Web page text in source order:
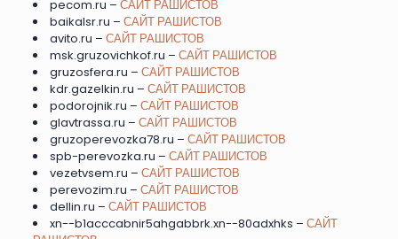
pecom.ru – САЙТ РАШИСТОВ
baikalsr.ru – САЙТ РАШИСТОВ
avito.ru – САЙТ РАШИСТОВ
msk.gruzovichkof.ru – САЙТ РАШИСТОВ
gruzosfera.ru – САЙТ РАШИСТОВ
kdr.gazelkin.ru – САЙТ РАШИСТОВ
podorojnik.ru – САЙТ РАШИСТОВ
glavtrassa.ru – САЙТ РАШИСТОВ
gruzoperevozka78.ru – САЙТ РАШИСТОВ
spb-perevozka.ru – САЙТ РАШИСТОВ
vezetvsem.ru – САЙТ РАШИСТОВ
perevozim.ru – САЙТ РАШИСТОВ
dellin.ru – САЙТ РАШИСТОВ
xn--b1acccabnir5ahgabbrk.xn--80adxhks – САЙТ